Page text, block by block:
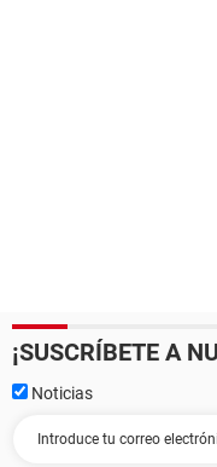
¡SUSCRÍBETE A
Noticias